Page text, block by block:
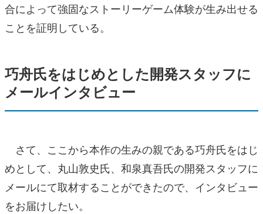
合によって強固なストーリーゲーム体験が生み出せる
ことを証明している。
巧舟氏をはじめとした開発スタッフに
メールインタビュー
さて、ここから本作の生みの親である巧舟氏をはじ
めとして、丸山敦史氏、和泉真吾氏の開発スタッフに
メールにて取材することができたので、インタビュー
をお届けしたい。